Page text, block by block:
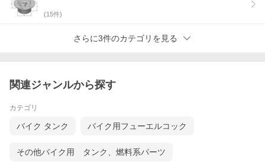
(15件)
さらに3件のカテゴリを見る
関連ジャンルから探す
カテゴリ
バイク タンク バイク用フューエルコック
その他バイク用 タンク、燃料系パーツ